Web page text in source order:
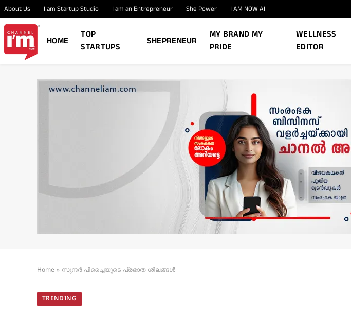
About Us I am Startup Studio I am an Entrepreneur She Power I AM NOW AI
HOME
TOP
STARTUPS
SHEPRENEUR
MY BRAND MY
PRIDE
WELLNESS
EDITOR
Home » സുന്ദർ പിച്ചൈയുടെ പ്രഭാത ശീലങ്ങൾ
TRENDING